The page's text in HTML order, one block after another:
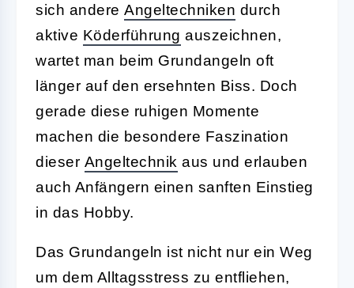
sich andere Angeltechniken durch
aktive Köderführung auszeichnen,
wartet man beim Grundangeln oft
länger auf den ersehnten Biss. Doch
gerade diese ruhigen Momente
machen die besondere Faszination
dieser Angeltechnik aus und erlauben
auch Anfängern einen sanften Einstieg
in das Hobby.
Das Grundangeln ist nicht nur ein Weg
um dem Alltagsstress zu entfliehen,